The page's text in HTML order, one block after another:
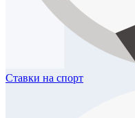
Ставки на спорт